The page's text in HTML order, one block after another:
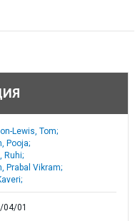
Lewis, Tom;
Pooja;
Ruhi;
Prabal Vikram;
04/01